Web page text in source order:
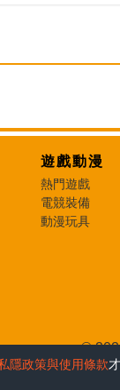
隱政策與使用條款
遊戲動漫
熱門遊戲
電競裝備
動漫玩具
©